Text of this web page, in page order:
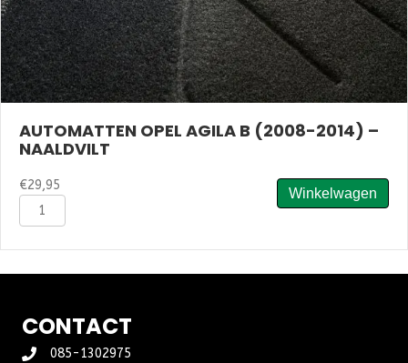
AUTOMATTEN OPEL AGILA B (2008-2014) –
NAALDVILT
€29,95
Automatten
Opel
(2008-
Naaldvilt
aantal
Winkelwagen
CONTACT
085-1302975